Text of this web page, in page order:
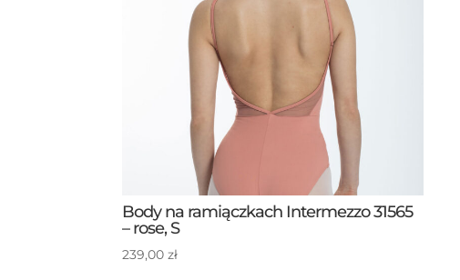
Body na ramiączkach Intermezzo 31565
– rose, S
239,00zł